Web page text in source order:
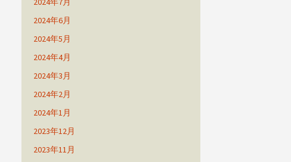
2024年6月
2024年5月
2024年4月
2024年3月
2024年2月
2024年1月
2023年12月
2023年11月